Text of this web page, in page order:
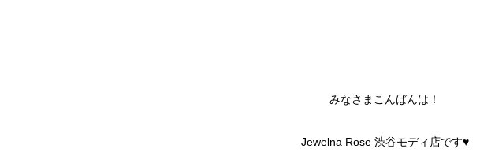
みなさまこんばんは！
Jewelna Rose 渋谷モディ店です♥